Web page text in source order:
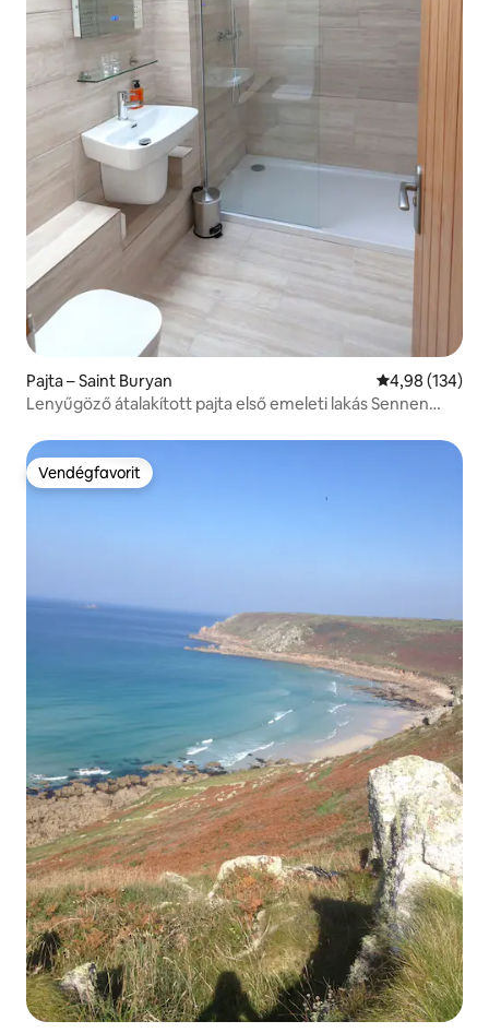
Pajta – Saint Buryan Átlagos
4,98 (134)
Lenyűgöző átalakított pajta első emeleti lakás Sennen
Vendégfavorit
Vendégfavorit